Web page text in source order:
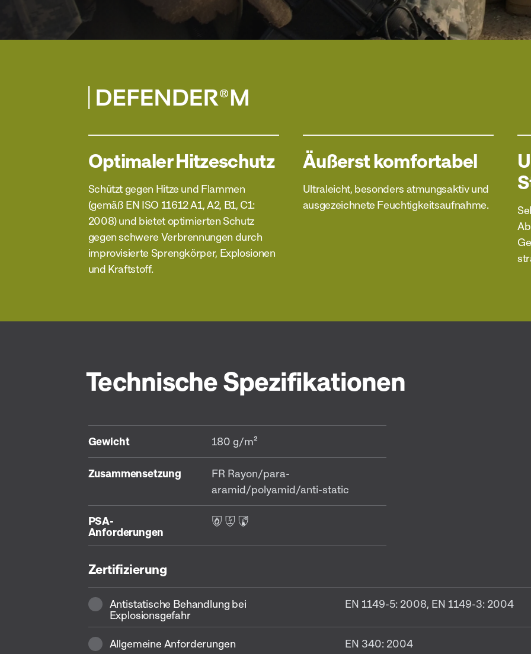
Optimaler Hitzeschutz
Schützt gegen Hitze und Flammen
(gemäß EN ISO 11612 A1, A2, B1, C1:
2008) und bietet optimierten Schutz
gegen schwere Verbrennungen durch
improvisierte Sprengkörper, Explosionen
und Kraftstoff.
Äußerst komfortabel
Ultraleicht, besonders atmungsaktiv und
ausgezeichnete Feuchtigkeitsaufnahme.
Technische Spezifikationen
Gewicht 180 g/m²
Zusammensetzung
FR Rayon/para-
aramid/polyamid/anti-static
PSA-
Anforderungen
F S C
Zertifizierung
Antistatische Behandlung bei
Explosionsgefahr
EN 1149-5: 2008, EN 1149-3: 2004
Allgemeine Anforderungen EN 340: 2004